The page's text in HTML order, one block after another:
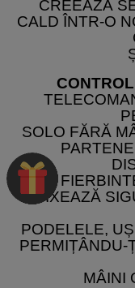
CREEAZĂ
CALD ÎNTR-O
SOLO FĂRĂ
ȘI
FIXEAZĂ
PODELELE,
PERMIȚÂNDU-
MÂINI